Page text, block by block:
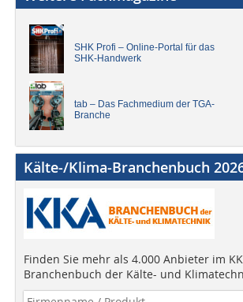
SHK Profi – Online-Portal für das
SHK-Handwerk
tab – Das Fachmedium der TGA-
Branche
Kälte-/Klima-Branchenbuch
Finden Sie mehr als 4.000 Anbieter im
Branchenbuch der Kälte- und